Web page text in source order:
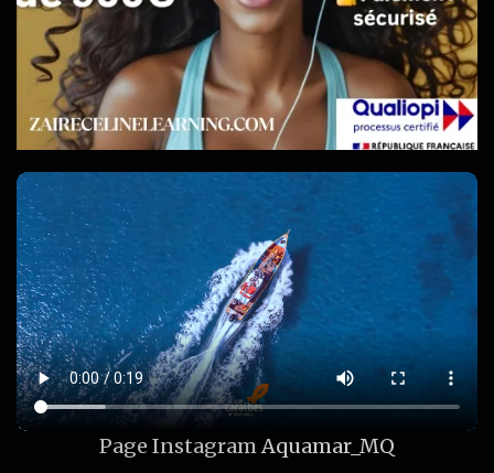
Page InstagramAquamar_MQ